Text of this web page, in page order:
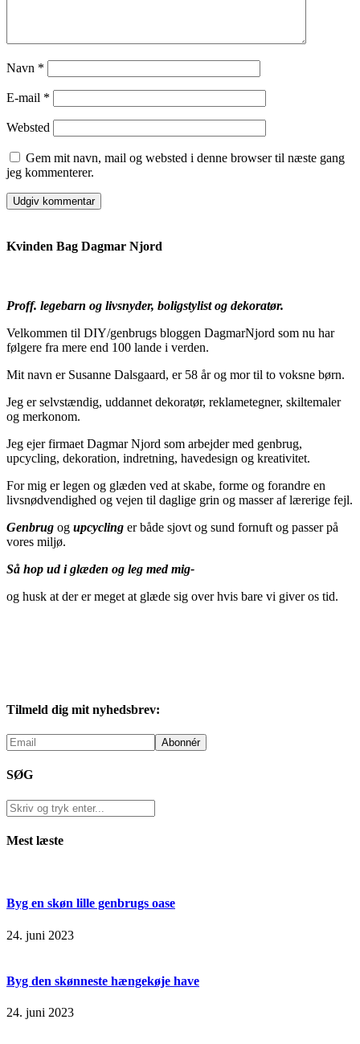
Navn *
E-mail *
Websted
Gem mit navn, mail og websted i denne browser til næste gang
jeg kommenterer.
Kvinden Bag Dagmar Njord
Proff. legebarn og livsnyder, boligstylist og dekoratør.
Velkommen til DIY/genbrugs bloggen DagmarNjord som nu har
følgere fra mere end 100 lande i verden.
Mit navn er Susanne Dalsgaard, er 58 år og mor til to voksne børn.
Jeg er selvstændig, uddannet dekoratør, reklametegner, skiltemaler
og merkonom.
Jeg ejer firmaet Dagmar Njord som arbejder med genbrug,
upcycling, dekoration, indretning, havedesign og kreativitet.
For mig er legen og glæden ved at skabe, forme og forandre en
livsnødvendighed og vejen til daglige grin og masser af lærerige fejl.
Genbrug og upcycling er både sjovt og sund fornuft og passer på
vores miljø.
Så hop ud i glæden og leg med mig-
og husk at der er meget at glæde sig over hvis bare vi giver os tid.
Tilmeld dig mit nyhedsbrev:
SØG
Mest læste
Byg en skøn lille genbrugs oase
24. juni 2023
Byg den skønneste hængekøje have
24. juni 2023